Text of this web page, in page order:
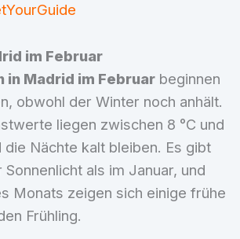
im Februar
in Madrid im Februarbeginnen
obwohl der Winter noch anhält.
liegen zwischen 8 °C und
die Nächte kalt bleiben. Es gibt
als im Januar, und
Monats zeigen sich einige frühe
Frühling.